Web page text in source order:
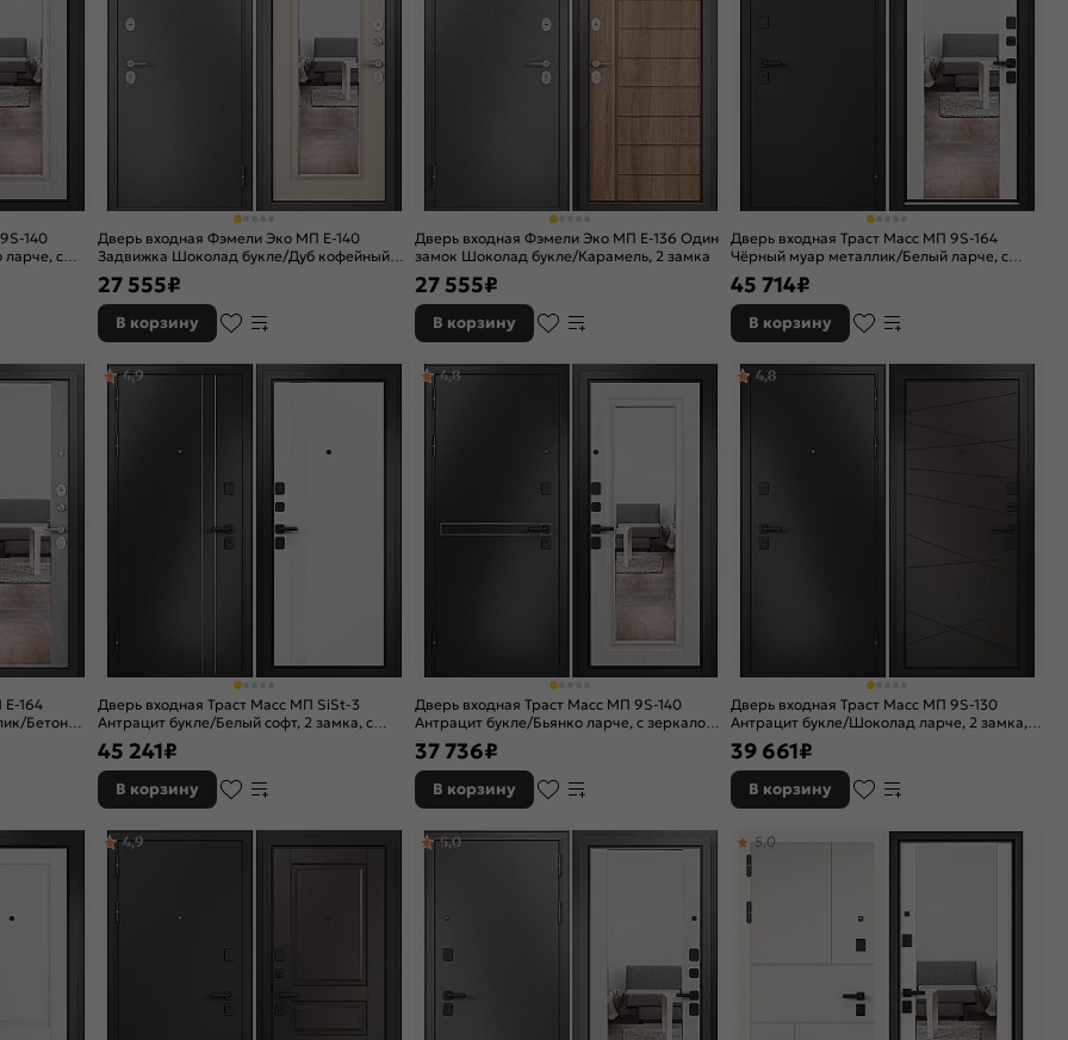
140
с
Дверь входная Фэмели Эко МП E-140
Задвижка Шоколад букле/Дуб кофейный
матовый, с зеркалом, 2 замка, с ночной
задвижкой
27 555₽
В корзину
Дверь входная Фэмели Эко МП E-136 Один
замок Шоколад букле/Карамель, 2 замка
27 555₽
В корзину
Дверь входная Траст Масс МП 9S-164
Чёрный муар металлик/Белый ларче, с
зеркалом, 2 замка, с ночной задвижкой
45 714₽
В корзину
164
Бетон
Дверь входная Траст Масс МП SiSt-3
Антрацит букле/Белый софт, 2 замка, с
ночной задвижкой
4,9
45 241₽
В корзину
Дверь входная Траст Масс МП 9S-140
Антрацит букле/Бьянко ларче, с зеркалом,
2 замка, с ночной задвижкой
4,8
37 736₽
В корзину
Дверь входная Траст Масс МП 9S-130
Антрацит букле/Шоколад ларче, 2 замка, с
ночной задвижкой
4,8
39 661₽
В корзину
4,9 5,0 5,0